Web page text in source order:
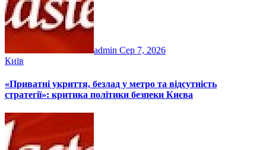
admin Сер 7, 2026
Київ
«Приватні укриття, безлад у метро та відсутність
стратегії»: критика політики безпеки Києва